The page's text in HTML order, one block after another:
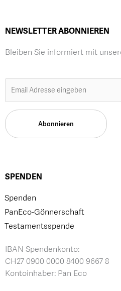
NEWSLETTER ABONNIEREN
Bleiben Sie informiert mit
SPENDEN
Spenden
PanEco-Gönnerschaft
Testamentsspende
IBAN Spendenkonto:
CH27 0900 0000 8400 9667 8
Kontoinhaber: Pan Eco